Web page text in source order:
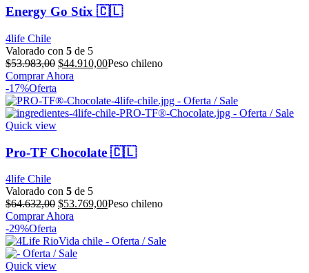
Energy Go Stix 🇨🇱
4life Chile
Valorado con 5 de 5
$53.983,00 El
precio
era:
$53.983,00.
$44.910,00El
es:
$44.910,00.
Peso chileno
Comprar Ahora
-17%Oferta
Quick view
Pro-TF Chocolate 🇨🇱
4life Chile
Valorado con 5 de 5
$64.632,00 El
precio
era:
$64.632,00.
$53.769,00El
es:
Peso chileno
Comprar Ahora
-29%Oferta
Quick view